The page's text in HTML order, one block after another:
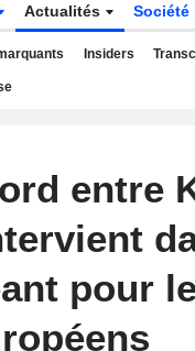
Actualités Société
Insiders
entre
pour